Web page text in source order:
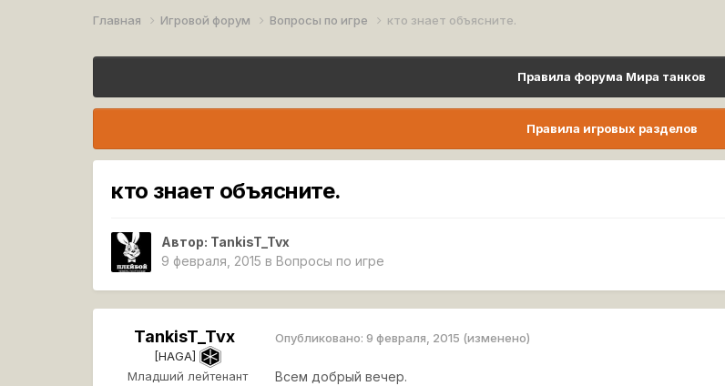
Главная Игровой форум Вопросы по игре кто знает объясните.
Правила форума Мира танков
Правила игровых разделов
кто знает объясните.
Автор: TankisT_Tvx
9 февраля, 2015 в Вопросы по игре
TankisT_Tvx
[HAGA]
Младший лейтенант
Опубликовано:9 февраля, 2015 (изменено)
Всем добрый вечер.